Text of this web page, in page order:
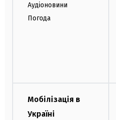
Аудіоновини
Погода
Мобілізація в
Україні